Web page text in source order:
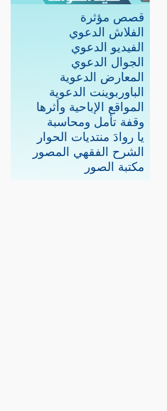
قصص مؤثرة
الفلاش الدعوي
الفيديو الدعوي
الجوال الدعوي
المعارض الدعوية
الباوربوينت الدعوية
المواقع الإباحية وأثرها
وقفة تأمل ومحاسبة
يا روادَ منتديات الحوار
الشرح الفقهي المصور
مكتبة الصور